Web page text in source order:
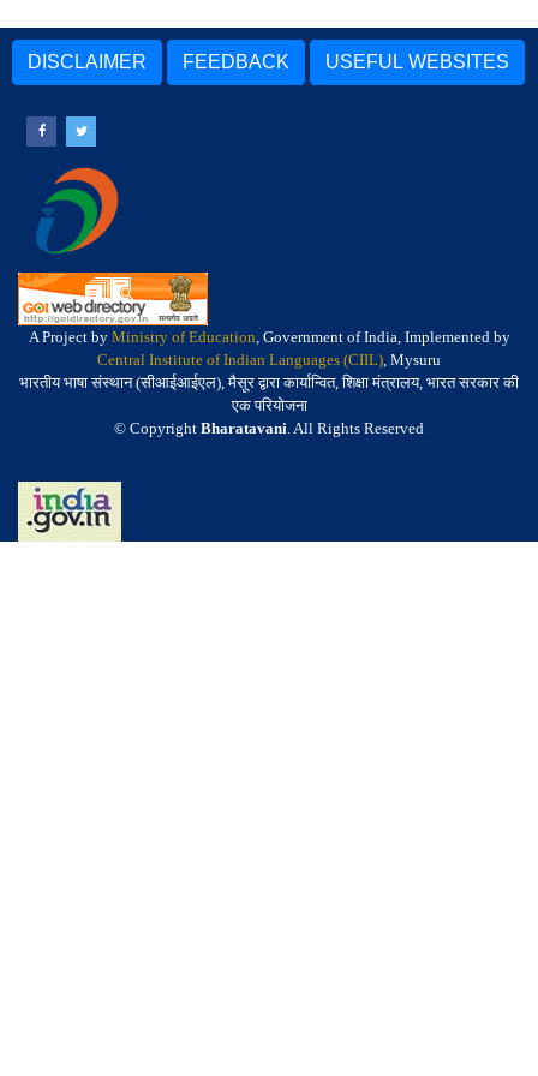
DISCLAIMER FEEDBACK USEFUL WEBSITES
A Project by Ministry of Education, Government of India, Implemented by
Central Institute of Indian Languages (CIIL), Mysuru
भारतीय भाषा संस्थान (सीआईआईएल), मैसूर द्वारा कार्यान्वित, शिक्षा मंत्रालय, भारत सरकार की
एक परियोजना
© Copyright Bharatavani. All Rights Reserved